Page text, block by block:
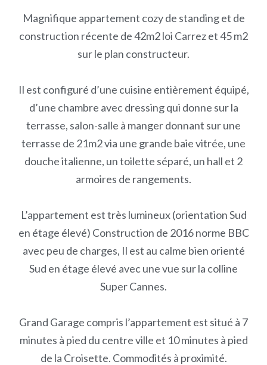
Magnifique appartement cozy de standing et de
construction récente de 42m2 loi Carrez et 45 m2
sur le plan constructeur.
Il est configuré d’une cuisine entièrement équipé,
d’une chambre avec dressing qui donne sur la
terrasse, salon-salle à manger donnant sur une
terrasse de 21m2 via une grande baie vitrée, une
douche italienne, un toilette séparé, un hall et 2
armoires de rangements.
L’appartement est très lumineux (orientation Sud
en étage élevé) Construction de 2016 norme BBC
avec peu de charges, Il est au calme bien orienté
Sud en étage élevé avec une vue sur la colline
Super Cannes.
Grand Garage compris l’appartement est situé à 7
minutes à pied du centre ville et 10 minutes à pied
de la Croisette. Commodités à proximité.